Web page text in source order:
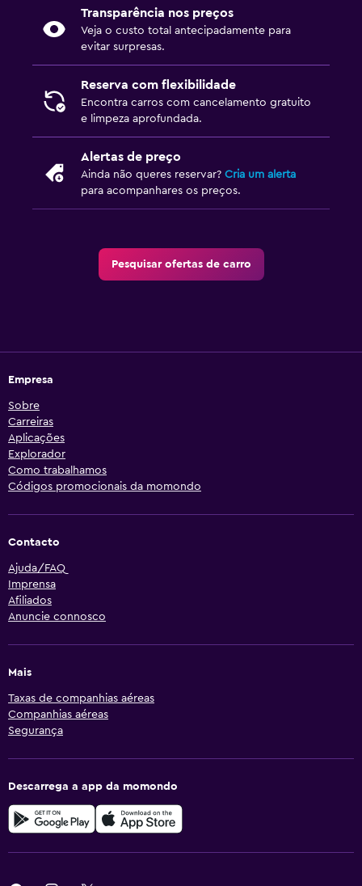
Transparência nos preços
Veja o custo total antecipadamente para
evitar surpresas.
Reserva com flexibilidade
Encontra carros com cancelamento gratuito
e limpeza aprofundada.
Alertas de preço
Ainda não queres reservar? Cria um alerta
para acompanhares os preços.
Pesquisar ofertas de carro
Empresa
Sobre
Carreiras
Aplicações
Explorador
Como trabalhamos
Códigos promocionais da momondo
Contacto
Ajuda/FAQ
Imprensa
Afiliados
Anuncie connosco
Mais
Taxas de companhias aéreas
Companhias aéreas
Segurança
Descarrega a app da momondo